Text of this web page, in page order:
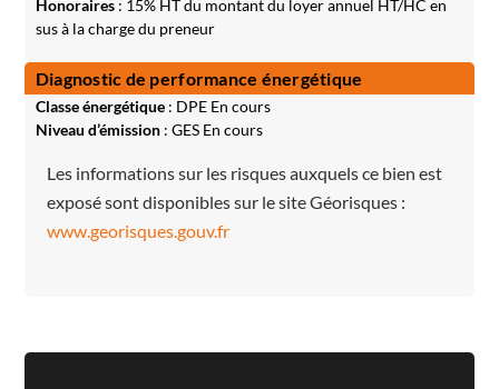
Honoraires: 15% HT du montant du loyer annuel HT/HC en
sus à la charge du preneur
Diagnostic de performance énergétique
Classe énergétique: DPE En cours
Niveau d’émission: GES En cours
Les informations sur les risques auxquels ce bien est
exposé sont disponibles sur le site Géorisques :
www.georisques.gouv.fr